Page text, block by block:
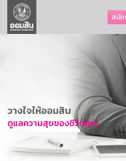
สมัค
ลูกค้าธุรกิจ
ลูกค้าผู้ประกอบรายย่อย
การพัฒนาที่ยั่งยืน
ข่าวสาร
บริการทางการเงิน
อื่นๆ
วางใจให้ออมสิน
ดูแลความสุขของชีวิตคุณ